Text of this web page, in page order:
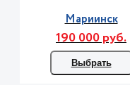
Мариинск
190 000 руб.
Выбрать